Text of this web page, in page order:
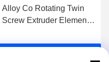
Alloy Co Rotating Twin
Screw Extruder Elemen
Berkualitas Tinggi